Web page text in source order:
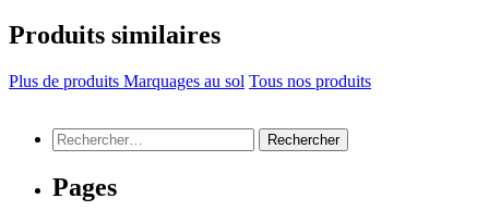
Produits similaires
Plus de produits Marquages au sol Tous nos produits
Rechercher :
Pages